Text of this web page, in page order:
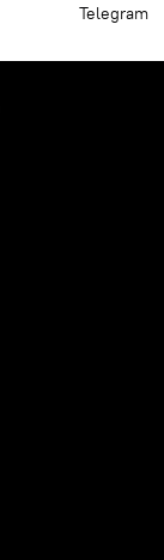
Telegram